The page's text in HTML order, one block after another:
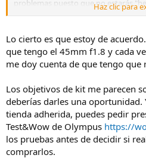
problemas puesto que no estarás
Por tanto, si me lo permites mi
que apuntas, sería mejor que
fueses con tu equipo actual, que
que puedes sacar, digamos, el
Si hay poca luz... "subes el ISO"
ya está... ni aún comprando un
conseguir mejores fotos que las que
con la única meta de disfrutar y
acompañantes fotos sencillas y
Haz clic para
Lo cierto es que estoy de
que tengo el 45mm f1.8 y cada
me doy cuenta de que tengo que
Los objetivos de kit me parecen
deberías darles una oportunidad.
tienda adherida, puedes pedir
Test&Wow de Olympus https://
los pruebas antes de decidir si
comprarlos.